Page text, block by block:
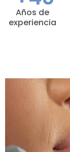
Años de
experiencia